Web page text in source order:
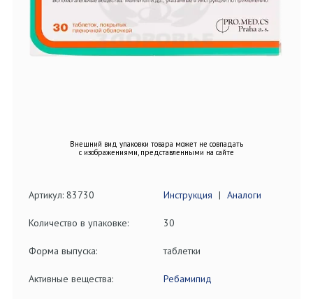
Внешний вид упаковки товара может не совпадать
с изображениями, представленными на сайте
Артикул: 83730 Инструкция | Аналоги
Количество в упаковке: 30
Форма выпуска: таблетки
Активные вещества: Ребамипид